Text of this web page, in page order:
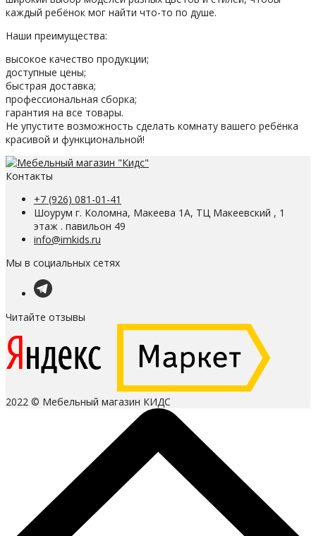
каждый ребёнок мог найти что-то по душе.
Наши преимущества:
высокое качество продукции;
доступные цены;
быстрая доставка;
профессиональная сборка;
гарантия на все товары.
Не упустите возможность сделать комнату вашего ребёнка
красивой и функциональной!
Контакты
+7 (926) 081-01-41
Шоурум г. Коломна, Макеева 1А, ТЦ Макеевский , 1
этаж . павильон 49
info@imkids.ru
Мы в социальных сетях
Читайте отзывы
2022 © Мебельный магазин КИДС